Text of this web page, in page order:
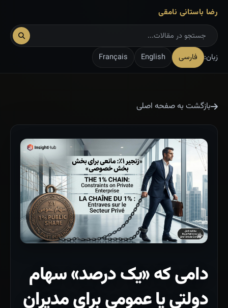
رضا باستانی نامقی
زبان: فارسی English
Français
بازگشت به صفحه اصلی
دامی که «یک درصد» سهام
دولتی یا عمومی برای مدیران